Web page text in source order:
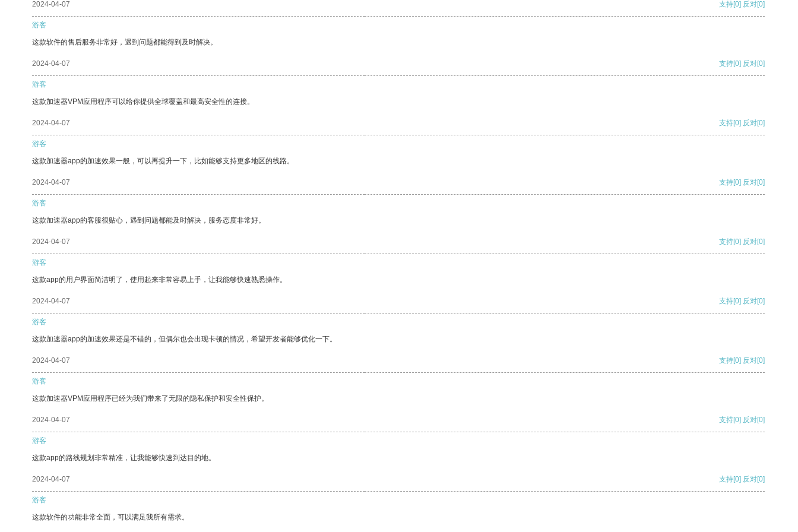
2024-04-07 支持[0] 反对[0]
游客
这款软件的售后服务非常好，遇到问题都能得到及时解决。
2024-04-07 支持[0] 反对[0]
游客
这款加速器VPM应用程序可以给你提供全球覆盖和最高安全性的连接。
2024-04-07 支持[0] 反对[0]
游客
这款加速器app的加速效果一般，可以再提升一下，比如能够支持更多地区的线路。
2024-04-07 支持[0] 反对[0]
游客
这款加速器app的客服很贴心，遇到问题都能及时解决，服务态度非常好。
2024-04-07 支持[0] 反对[0]
游客
这款app的用户界面简洁明了，使用起来非常容易上手，让我能够快速熟悉操作。
2024-04-07 支持[0] 反对[0]
游客
这款加速器app的加速效果还是不错的，但偶尔也会出现卡顿的情况，希望开发者能够优化一下。
2024-04-07 支持[0] 反对[0]
游客
这款加速器VPM应用程序已经为我们带来了无限的隐私保护和安全性保护。
2024-04-07 支持[0] 反对[0]
游客
这款app的路线规划非常精准，让我能够快速到达目的地。
2024-04-07 支持[0] 反对[0]
游客
这款软件的功能非常全面，可以满足我所有需求。